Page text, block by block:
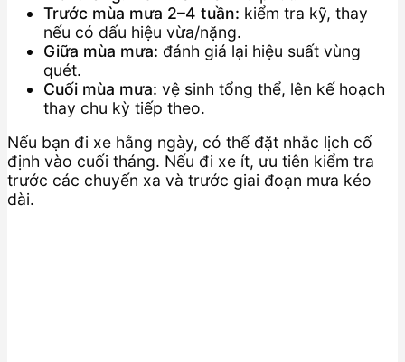
Trước mùa mưa 2–4 tuần: kiểm tra kỹ, thay
nếu có dấu hiệu vừa/nặng.
Giữa mùa mưa: đánh giá lại hiệu suất vùng
quét.
Cuối mùa mưa: vệ sinh tổng thể, lên kế hoạch
thay chu kỳ tiếp theo.
Nếu bạn đi xe hằng ngày, có thể đặt nhắc lịch cố
định vào cuối tháng. Nếu đi xe ít, ưu tiên kiểm tra
trước các chuyến xa và trước giai đoạn mưa kéo
dài.